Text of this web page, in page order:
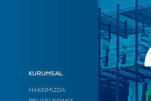
KURUMSAL
HAKKIMIZDA